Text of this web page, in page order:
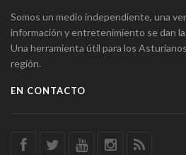
Somos un medio independiente, una
información y entretenimiento se dan la
Una herramienta útil para los
región.
EN CONTACTO